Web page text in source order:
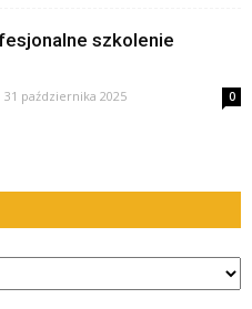
szkolenie
31 października 2025 0